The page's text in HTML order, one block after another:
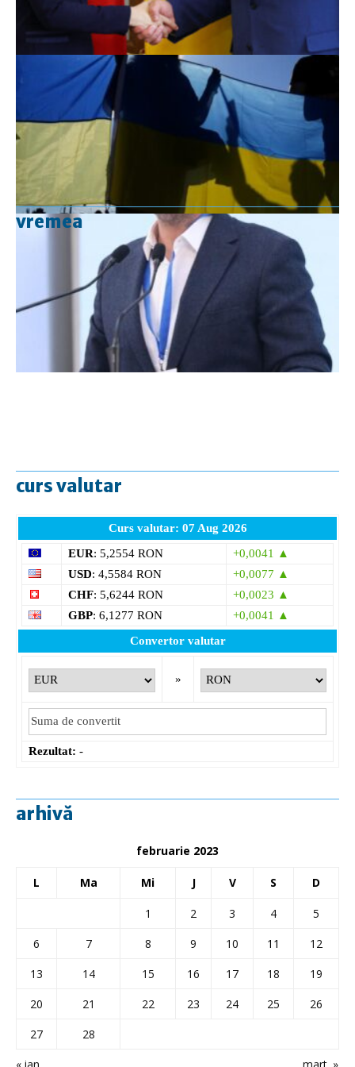
vremea
curs valutar
Curs valutar: 07 Aug 2026
EUR: 5,2554 RON
+0,0041 ▲
USD: 4,5584 RON
+0,0077 ▲
CHF: 5,6244 RON
+0,0023 ▲
GBP: 6,1277 RON
+0,0041 ▲
Convertor valutar
»
Rezultat: -
arhivă
februarie 2023
L Ma Mi J V S D
1 2 3 4
5
6
7 8 9 10 11
12
13
14 15 16 17 18
19
20
21 22 23 24 25
26
27
28